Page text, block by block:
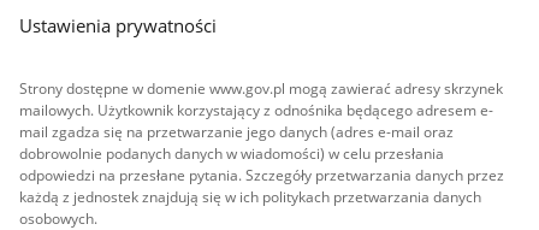
Ustawienia prywatności
Strony dostępne w domenie www.gov.pl mogą zawierać adresy skrzynek
mailowych. Użytkownik korzystający z odnośnika będącego adresem e-
mail zgadza się na przetwarzanie jego danych (adres e-mail oraz
dobrowolnie podanych danych w wiadomości) w celu przesłania
odpowiedzi na przesłane pytania. Szczegóły przetwarzania danych przez
każdą z jednostek znajdują się w ich politykach przetwarzania danych
osobowych.